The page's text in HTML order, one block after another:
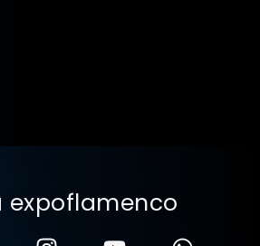
expoflamenco